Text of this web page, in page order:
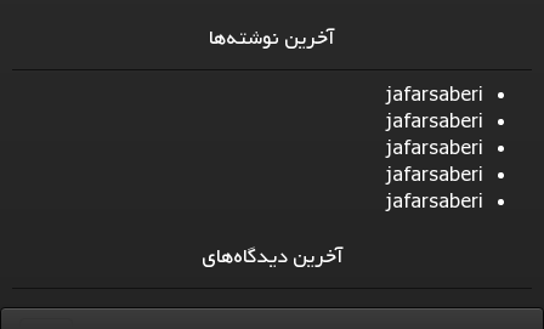
آخرین نوشته‌ها
jafarsaberi
jafarsaberi
jafarsaberi
jafarsaberi
jafarsaberi
آخرین دیدگاه‌های